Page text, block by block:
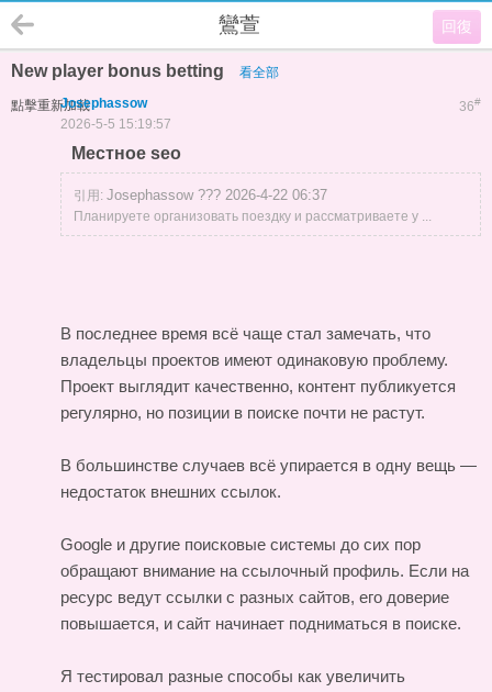
回復
鸞萱
New player bonus betting 看全部
點擊重新加載 36#
Josephassow
2026-5-5 15:19:57
Местное seo
引用: Josephassow ??? 2026-4-22 06:37
Планируете организовать поездку и рассматриваете у ...
В последнее время всё чаще стал замечать, что
владельцы проектов имеют одинаковую проблему.
Проект выглядит качественно, контент публикуется
регулярно, но позиции в поиске почти не растут.
В большинстве случаев всё упирается в одну вещь —
недостаток внешних ссылок.
Google и другие поисковые системы до сих пор
обращают внимание на ссылочный профиль. Если на
ресурс ведут ссылки с разных сайтов, его доверие
повышается, и сайт начинает подниматься в поиске.
Я тестировал разные способы как увеличить